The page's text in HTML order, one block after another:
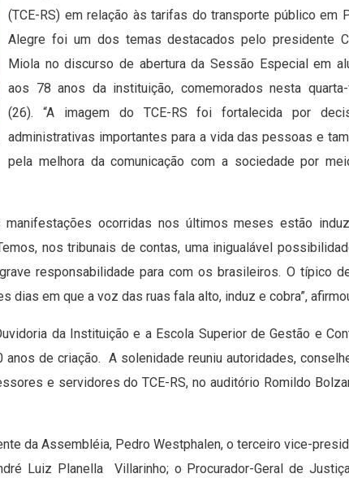
(TCE-RS) em relação às tarifas do transporte público em
Alegre foi um dos temas destacados pelo presidente
Miola no discurso de abertura da Sessão Especial em
aos 78 anos da instituição, comemorados nesta
(26). “A imagem do TCE-RS foi fortalecida por
administrativas importantes para a vida das pessoas e
pela melhora da comunicação com a sociedade por
ocorridas nos últimos meses estão
nos tribunais de contas, uma inigualável
responsabilidade para com os brasileiros. O típico
dias em que a voz das ruas fala alto, induz e cobra”,
da Instituição e a Escola Superior de Gestão e
anos de criação. A solenidade reuniu autoridades,
e servidores do TCE-RS, no auditório Romildo
da Assembléia, Pedro Westphalen, o terceiro vice-
Luiz Planella Villarinho; o Procurador-Geral de